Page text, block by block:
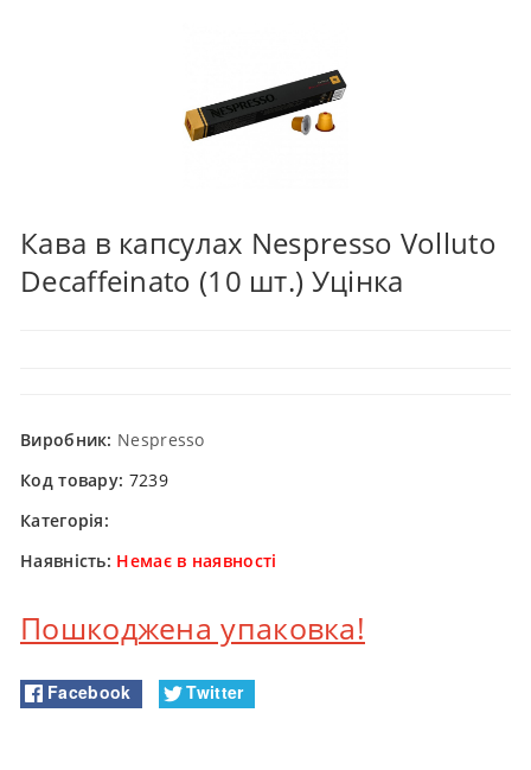
Кава в капсулах Nespresso Volluto
Decaffeinato (10 шт.) Уцінка
Виробник: Nespresso
Код товару: 7239
Категорія:
Наявність: Немає в наявності
Пошкоджена упаковка!
Facebook Twitter